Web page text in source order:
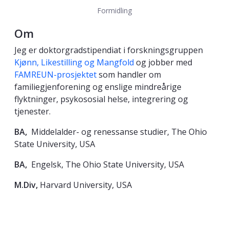
Formidling
Om
Jeg er doktorgradstipendiat i forskningsgruppen
Kjønn, Likestilling og Mangfold og jobber med
FAMREUN-prosjektetsom handler om
familiegjenforening og enslige mindreårige
flyktninger, psykososial helse, integrering og
tjenester.
BA, Middelalder- og renessanse studier, The Ohio
State University, USA
BA, Engelsk, The Ohio State University, USA
M.Div, Harvard University, USA